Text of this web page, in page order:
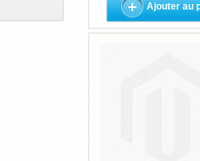
Ajouter au